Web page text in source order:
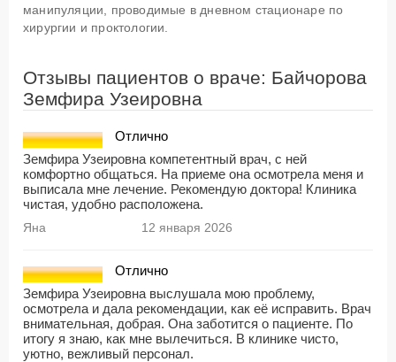
манипуляции, проводимые в дневном стационаре по
хирургии и проктологии.
Отзывы пациентов о враче: Байчорова
Земфира Узеировна
Отлично
Земфира Узеировна компетентный врач, с ней
комфортно общаться. На приеме она осмотрела меня и
выписала мне лечение. Рекомендую доктора! Клиника
чистая, удобно расположена.
Яна 12 января 2026
Отлично
Земфира Узеировна выслушала мою проблему,
осмотрела и дала рекомендации, как её исправить. Врач
внимательная, добрая. Она заботится о пациенте. По
итогу я знаю, как мне вылечиться. В клинике чисто,
уютно, вежливый персонал.